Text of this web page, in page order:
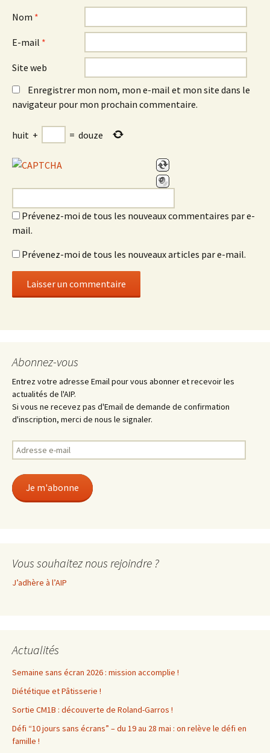
Nom *
E-mail *
Site web
Enregistrer mon nom, mon e-mail et mon site dans le
navigateur pour mon prochain commentaire.
huit + = douze
Prévenez-moi de tous les nouveaux commentaires par e-
mail.
Prévenez-moi de tous les nouveaux articles par e-mail.
Abonnez-vous
Entrez votre adresse Email pour vous abonner et recevoir les
actualités de l'AIP.
Si vous ne recevez pas d'Email de demande de confirmation
d'inscription, merci de nous le signaler.
Adresse
e-
Je m'abonne
Vous souhaitez nous rejoindre ?
J’adhère à l’AIP
Actualités
Semaine sans écran 2026 : mission accomplie !
Diététique et Pâtisserie !
Sortie CM1B : découverte de Roland-Garros !
Défi “10 jours sans écrans” – du 19 au 28 mai : on relève le défi en
famille !